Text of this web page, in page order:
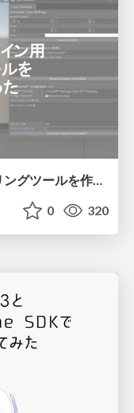
Unityでレベルデザイン用AIモデリングツールを作ってみたかった
0 320